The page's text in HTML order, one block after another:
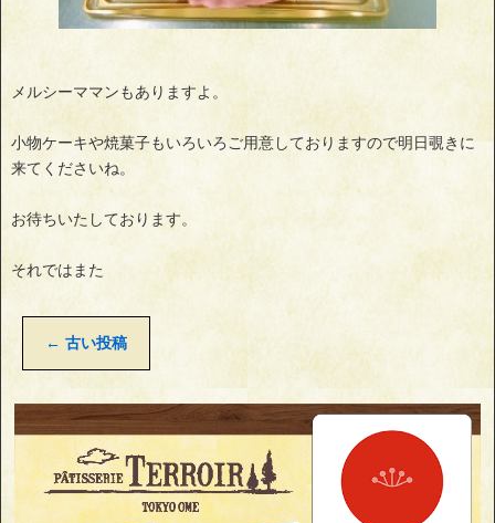
メルシーママンもありますよ。
小物ケーキや焼菓子もいろいろご用意しておりますので明日覗きに
来てくださいね。
お待ちいたしております。
それではまた
← 古い投稿